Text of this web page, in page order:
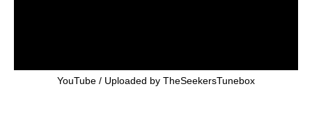
YouTube / Uploaded by TheSeekersTunebox